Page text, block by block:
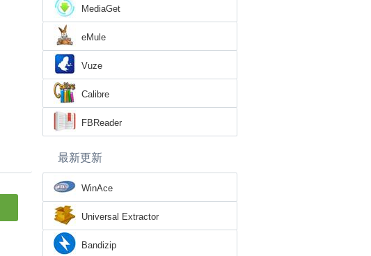
MediaGet
eMule
Vuze
Calibre
FBReader
最新更新
WinAce
Universal Extractor
Bandizip